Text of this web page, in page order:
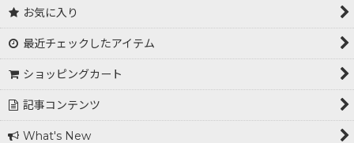
お気に入り
最近チェックしたアイテム
ショッピングカート
記事コンテンツ
What's New